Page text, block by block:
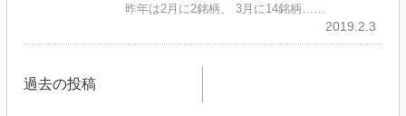
昨年は2月に2銘柄、 3月に14銘柄……
2019.2.3
投
過去の投稿